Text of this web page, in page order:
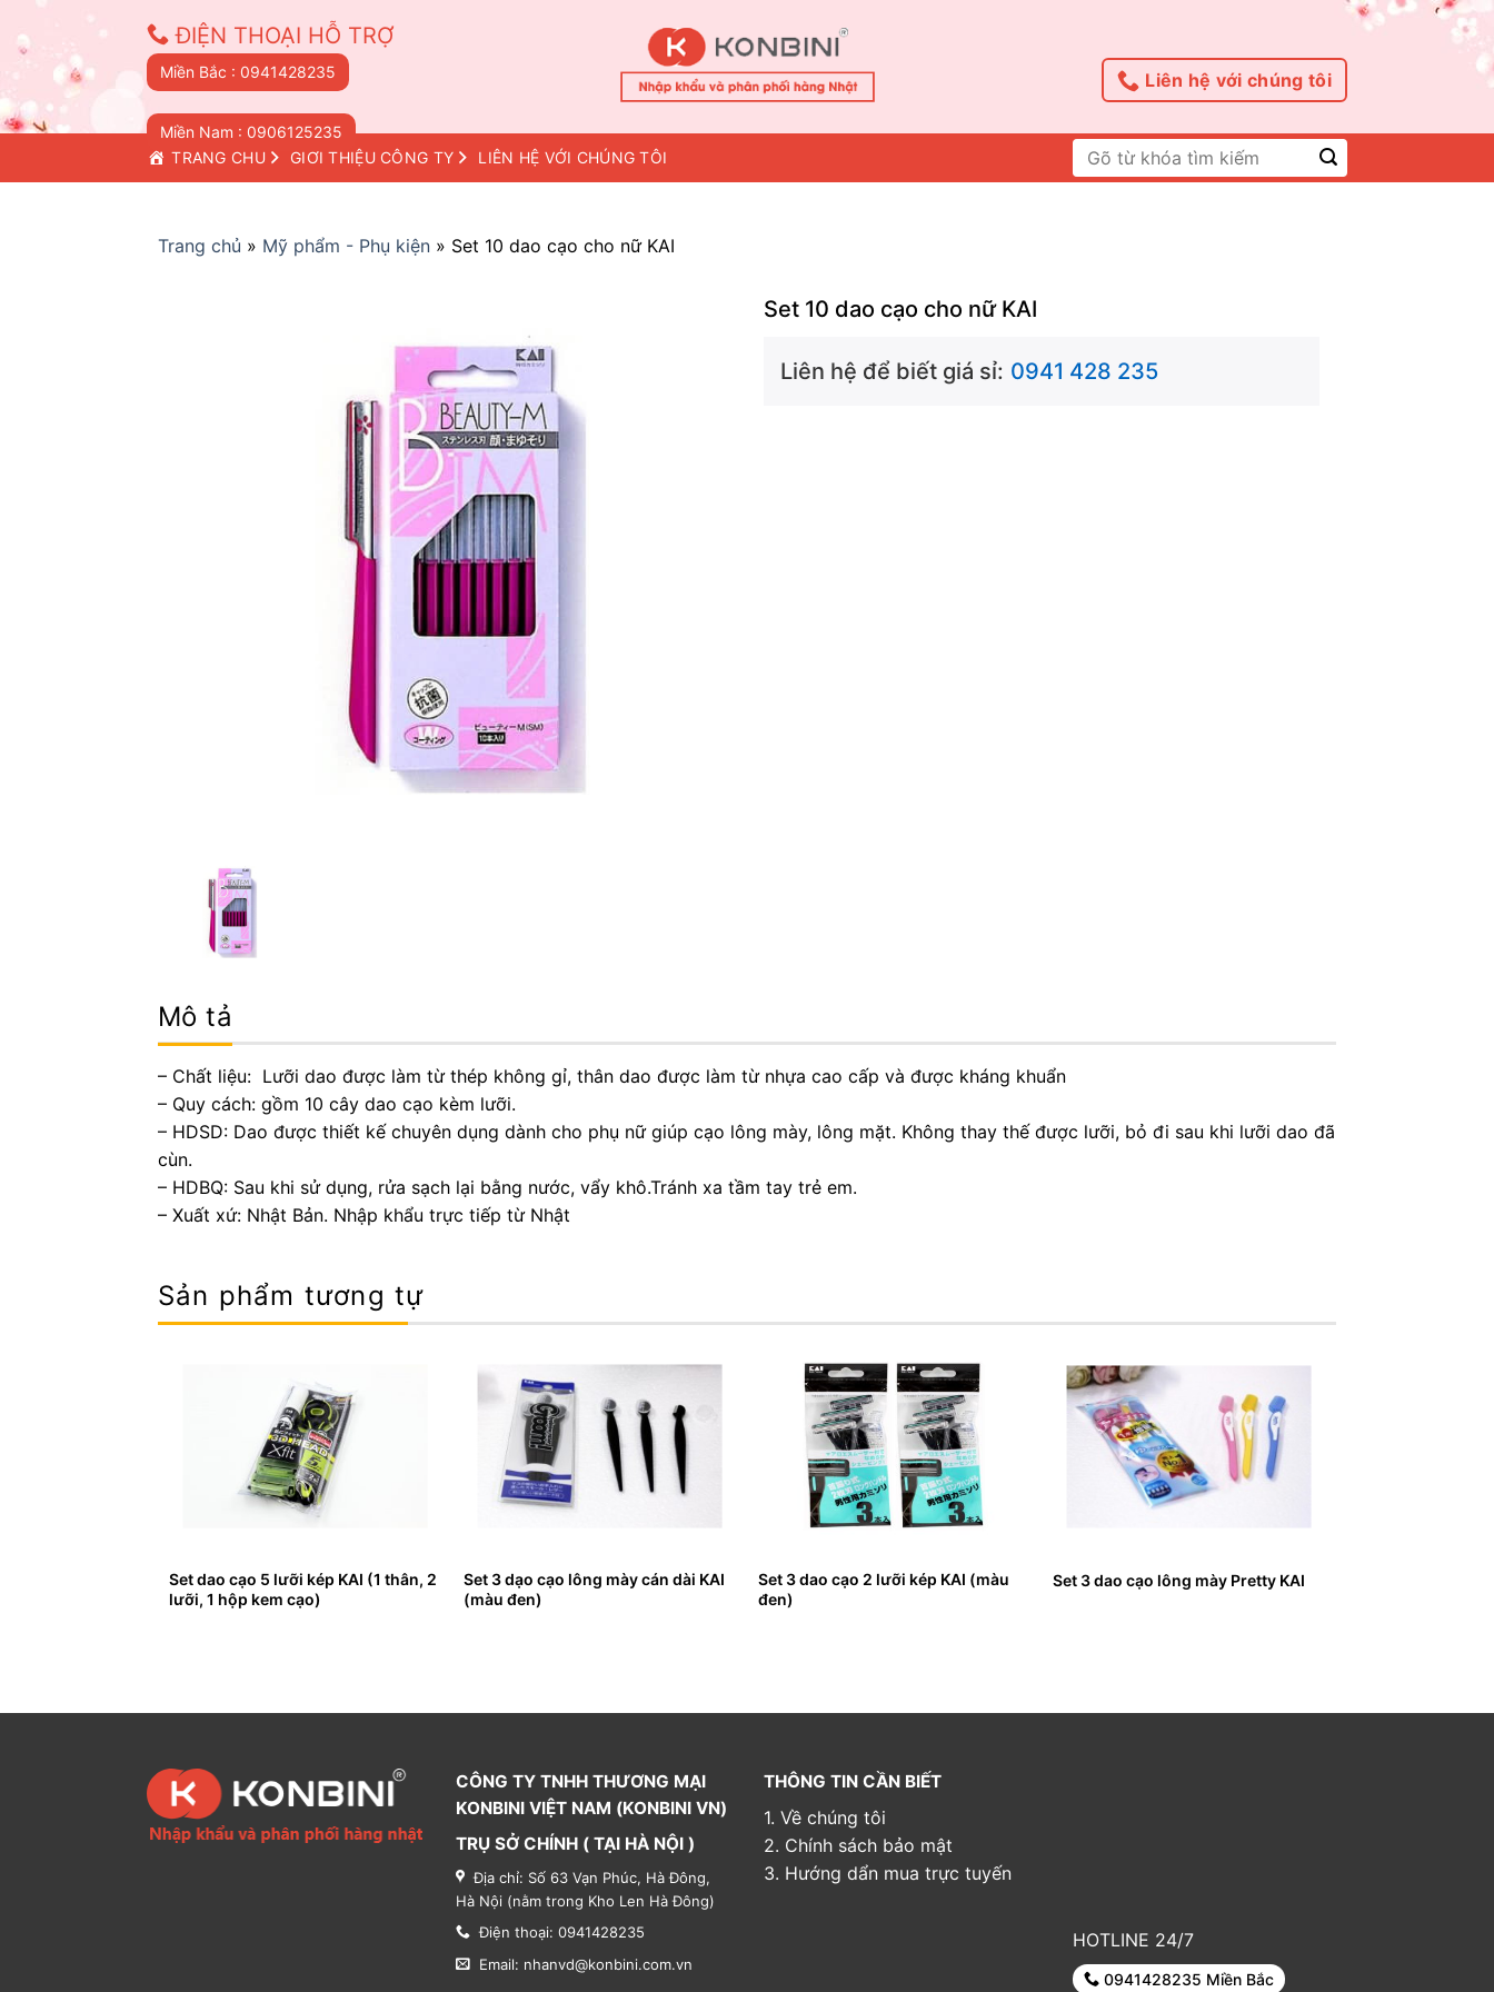
content
ĐIỆN THOẠI HỖ TRỢ
Miền Bắc : 0941428235
Miền Nam : 0906125235
Liên hệ với chúng tôi
TRANG CHỦ GIỚI THIỆU CÔNG TY LIÊN HỆ VỚI CHÚNG TÔI
Tìm
kiếm:
Trang chủ » Mỹ phẩm - Phụ kiện » Set 10 dao cạo cho nữ KAI
Set 10 dao cạo cho nữ KAI
Liên hệ để biết giá sỉ: 0941 428 235
Mô tả
– Chất liệu: Lưỡi dao được làm từ thép không gỉ, thân dao được làm từ nhựa cao cấp và được kháng khuẩn
– Quy cách: gồm 10 cây dao cạo kèm lưỡi.
– HDSD: Dao được thiết kế chuyên dụng dành cho phụ nữ giúp cạo lông mày, lông mặt. Không thay thế được lưỡi, bỏ đi sau khi lưỡi dao đã
cùn.
– HDBQ: Sau khi sử dụng, rửa sạch lại bằng nước, vẩy khô.Tránh xa tầm tay trẻ em.
– Xuất xứ: Nhật Bản. Nhập khẩu trực tiếp từ Nhật
Sản phẩm tương tự
Set dao cạo 5 lưỡi kép KAI (1 thân, 2
lưỡi, 1 hộp kem cạo)
Set 3 dạo cạo lông mày cán dài KAI
(màu đen)
Set 3 dao cạo 2 lưỡi kép KAI (màu
đen)
Set 3 dao cạo lông mày Pretty KAI
CÔNG TY TNHH THƯƠNG MẠI
KONBINI VIỆT NAM (KONBINI VN)
TRỤ SỞ CHÍNH ( TẠI HÀ NỘI )
Địa chỉ: Số 63 Vạn Phúc, Hà Đông,
Hà Nội (nằm trong Kho Len Hà Đông)
Điện thoại: 0941428235
Email: nhanvd@konbini.com.vn
THÔNG TIN CẦN BIẾT
1. Về chúng tôi
2. Chính sách bảo mật
3. Hướng dẩn mua trực tuyến
HOTLINE 24/7
0941428235 Miền Bắc